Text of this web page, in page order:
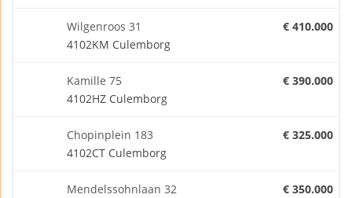
Wilgenroos 31
4102KM Culemborg
€ 410.000
Kamille 75
4102HZ Culemborg
€ 390.000
Chopinplein 183
4102CT Culemborg
€ 325.000
Mendelssohnlaan 32
€ 350.000